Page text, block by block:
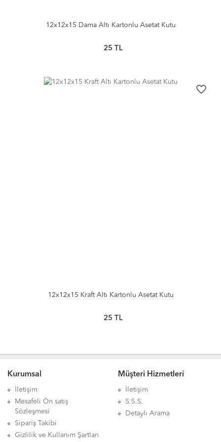
12x12x15 Dama Altı Kartonlu Asetat Kutu
25 TL
favorite_border
12x12x15 Kraft Altı Kartonlu Asetat Kutu
25 TL
Kurumsal
İletişim
Mesafeli Ön satış
Sözleşmesi
Sipariş Takibi
Gizlilik ve Kullanım Şartları
Müşteri Hizmetleri
İletişim
S.S.S.
Detaylı Arama